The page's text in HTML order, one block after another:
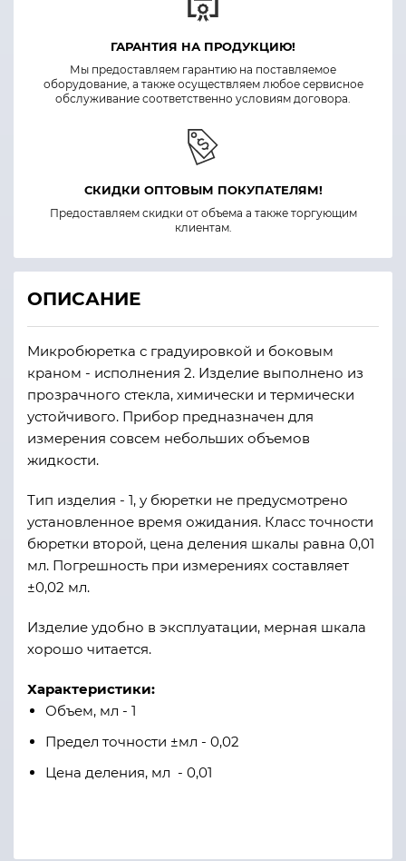
ГАРАНТИЯ НА ПРОДУКЦИЮ!
Мы предоставляем гарантию на поставляемое
оборудование, а также осуществляем любое сервисное
обслуживание соответственно условиям договора.
СКИДКИ ОПТОВЫМ ПОКУПАТЕЛЯМ!
Предоставляем скидки от объема а также торгующим
клиентам.
ОПИСАНИЕ
Микробюретка с градуировкой и боковым
краном - исполнения 2. Изделие выполнено из
прозрачного стекла, химически и термически
устойчивого. Прибор предназначен для
измерения совсем небольших объемов
жидкости.
Тип изделия - 1, у бюретки не предусмотрено
установленное время ожидания. Класс точности
бюретки второй, цена деления шкалы равна 0,01
мл. Погрешность при измерениях составляет
±0,02 мл.
Изделие удобно в эксплуатации, мерная шкала
хорошо читается.
Характеристики:
Объем, мл - 1
Предел точности ±мл - 0,02
Цена деления, мл - 0,01